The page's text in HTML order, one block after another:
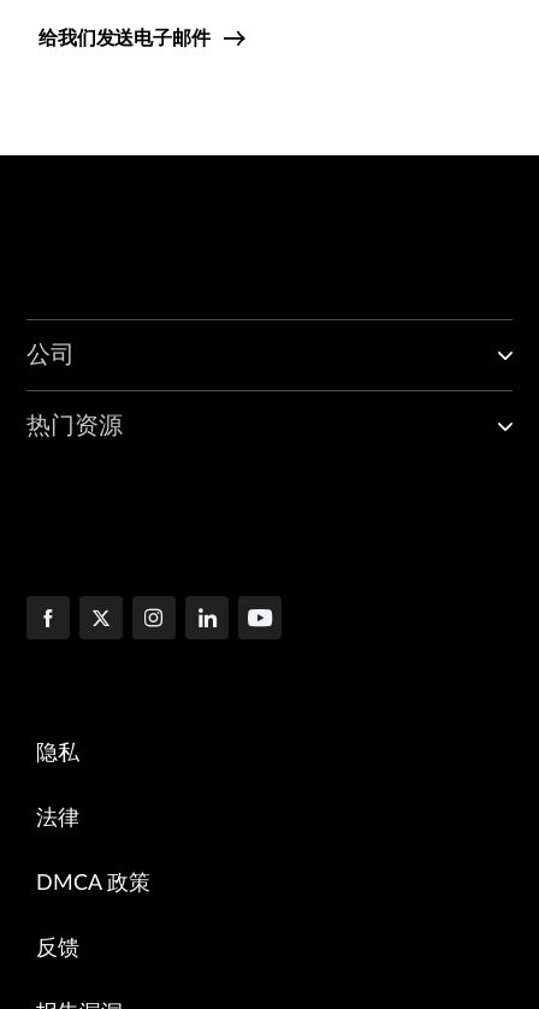
给我们发送电子邮件
公司
热门资源
隐私
法律
DMCA 政策
反馈